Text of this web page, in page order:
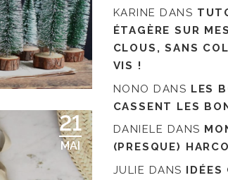
21
MAI
KARINE DANS
ÉTAGÈRE SUR
CLOUS, SANS
VIS !
NONO DANS LES
CASSENT LES
DANIELE DANS
(PRESQUE)
JULIE DANS IDÉES